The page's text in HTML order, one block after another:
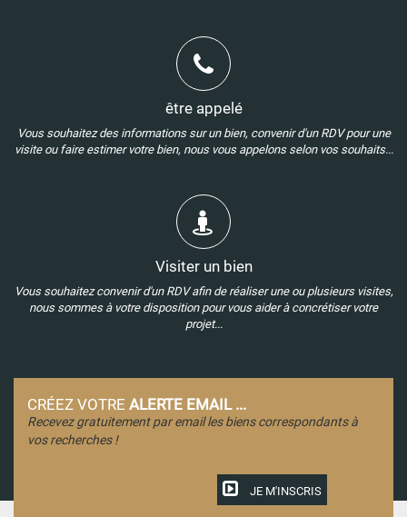
être appelé
Vous souhaitez des informations sur un bien, convenir d'un RDV pour une
visite ou faire estimer votre bien, nous vous appelons selon vos souhaits...
Visiter un bien
Vous souhaitez convenir d'un RDV afin de réaliser une ou plusieurs visites,
nous sommes à votre disposition pour vous aider à concrétiser votre
projet...
CRÉEZ VOTRE ALERTE EMAIL ...
Recevez gratuitement par email les biens correspondants à
vos recherches !
JE M'INSCRIS